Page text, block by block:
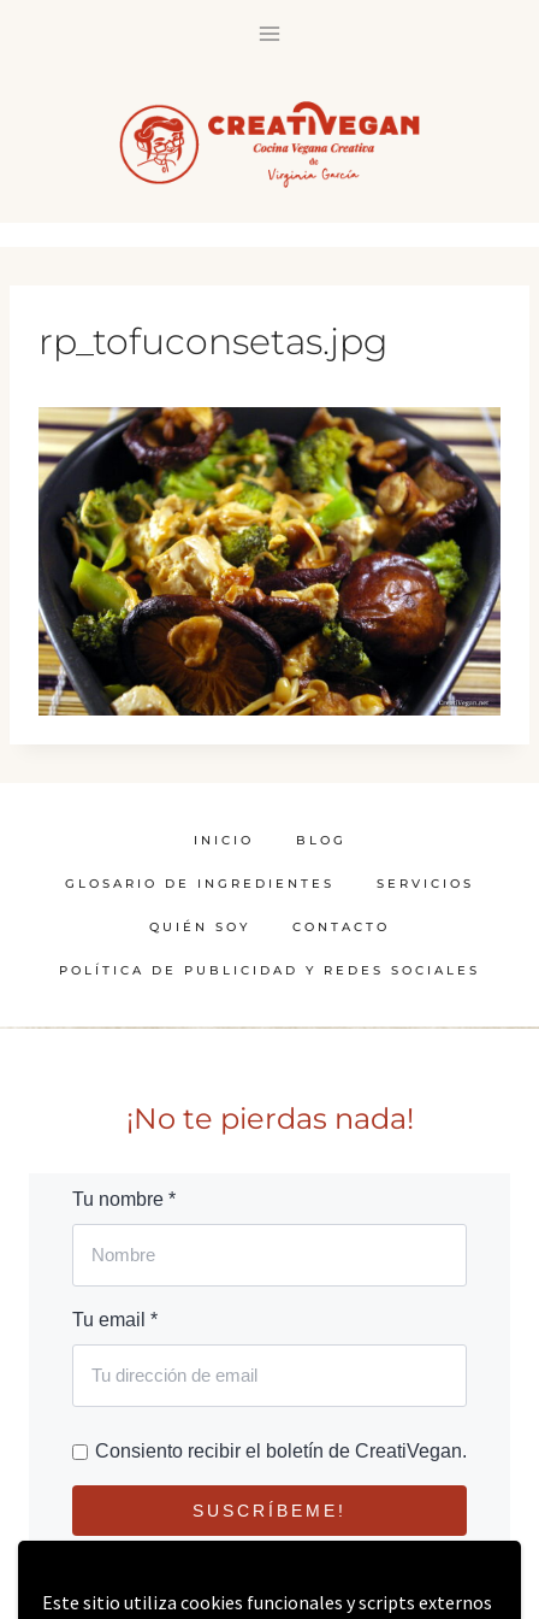
Este sitio utiliza cookies funcionales y scripts externos
rp_tofuconsetas.jpg
INICIO BLOG
GLOSARIO DE INGREDIENTES SERVICIOS
QUIÉN SOY CONTACTO
POLÍTICA DE PUBLICIDAD Y REDES SOCIALES
¡No te pierdas nada!
Tu nombre *
Tu email *
Consiento recibir el boletín de CreatiVegan.
SUSCRÍBEME!